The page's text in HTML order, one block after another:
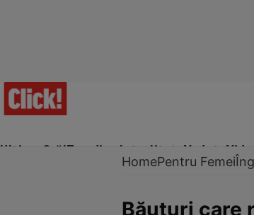
Ultima Oră!Trending Actualitate Vedete Video
HomePentru Femei
Băuturi care